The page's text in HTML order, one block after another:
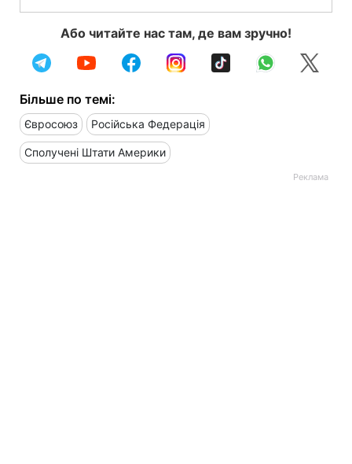
Або читайте нас там, де вам зручно!
Більше по темі:
Євросоюз Російська Федерація
Сполучені Штати Америки